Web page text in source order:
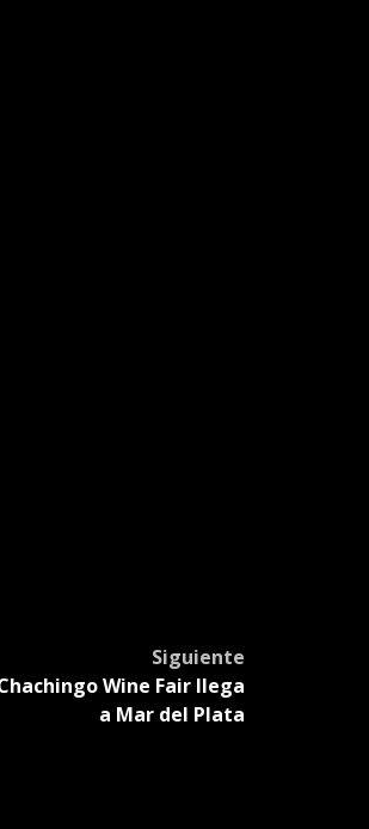
Siguiente
Wine Fair llega
a Mar del Plata